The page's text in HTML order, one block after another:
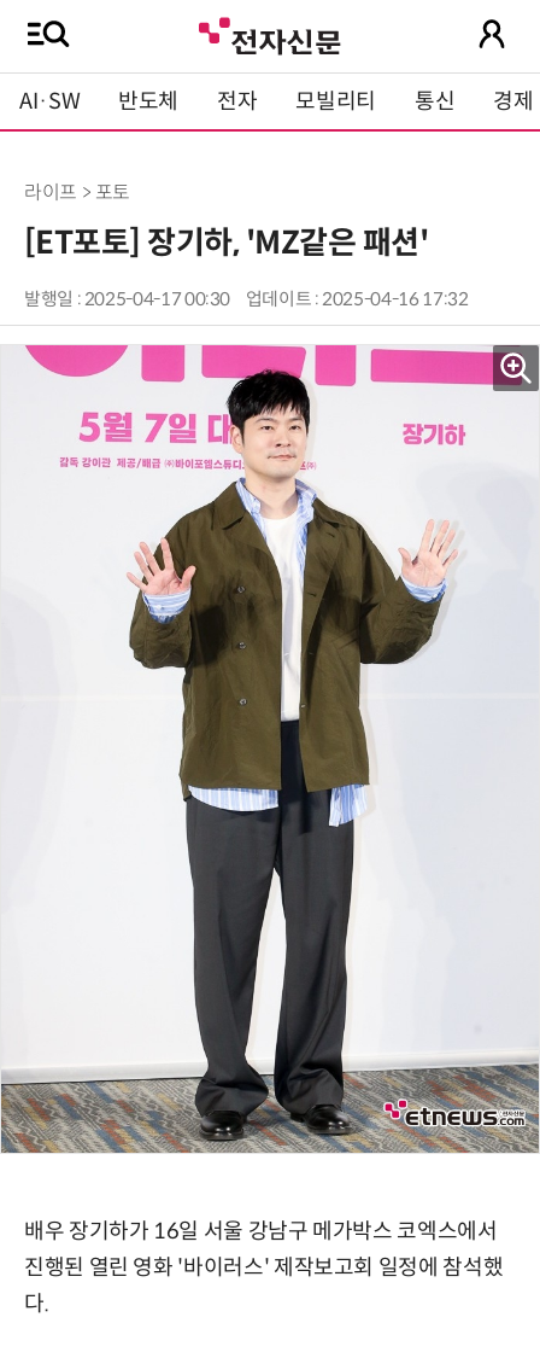
AI·SW 반도체 전자 모빌리티 통신 경제
라이프 > 포토
[ET포토] 장기하, 'MZ같은 패션'
발행일 : 2025-04-17 00:30 업데이트 : 2025-04-16 17:32
배우 장기하가 16일 서울 강남구 메가박스 코엑스에서
진행된 열린 영화 '바이러스' 제작보고회 일정에 참석했
다.